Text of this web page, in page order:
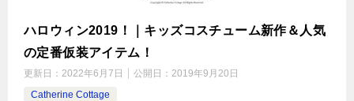
ハロウィン2019！｜キッズコスチューム新作＆人気
の定番仮装アイテム！
更新日： 2022年6月7日 公開日： 2019年9月20日
Catherine Cottage